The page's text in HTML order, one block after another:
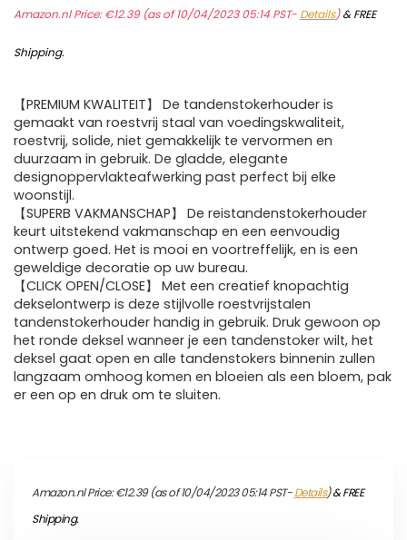
Amazon.nl Price:€12.39(as of 10/04/2023 05:14 PST- Details)&FREE
Shipping.
【PREMIUM KWALITEIT】 De tandenstokerhouder is
gemaakt van roestvrij staal van voedingskwaliteit,
roestvrij, solide, niet gemakkelijk te vervormen en
duurzaam in gebruik. De gladde, elegante
designoppervlakteafwerking past perfect bij elke
woonstijl.
【SUPERB VAKMANSCHAP】 De reistandenstokerhouder
keurt uitstekend vakmanschap en een eenvoudig
ontwerp goed. Het is mooi en voortreffelijk, en is een
geweldige decoratie op uw bureau.
【CLICK OPEN/CLOSE】 Met een creatief knopachtig
dekselontwerp is deze stijlvolle roestvrijstalen
tandenstokerhouder handig in gebruik. Druk gewoon op
het ronde deksel wanneer je een tandenstoker wilt, het
deksel gaat open en alle tandenstokers binnenin zullen
langzaam omhoog komen en bloeien als een bloem, pak
er een op en druk om te sluiten.
Amazon.nl Price:€12.39(as of 10/04/2023 05:14 PST-Details)&FREE
Shipping.